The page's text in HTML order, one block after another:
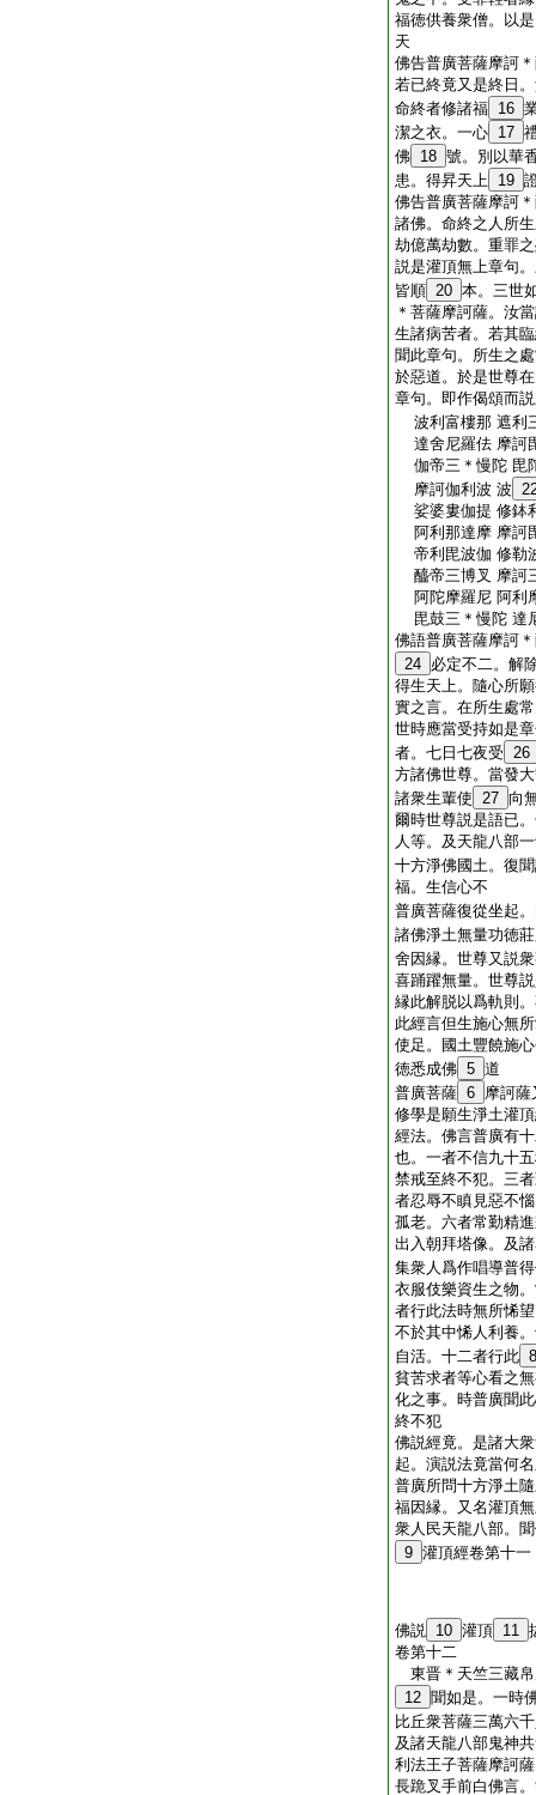
福徳供養衆僧。以
天
佛告普廣菩薩摩訶
若已終竟又是終日
命終者修諸福 16
潔之衣。一心 17
佛 18 號。別以華
患。得昇天上 19
佛告普廣菩薩摩訶
諸佛。命終之人所
劫億萬劫數。重罪
説是灌頂無上章句
皆順 20 本。三世
＊菩薩摩訶薩。汝
生諸病苦者。若其
聞此章句。所生之
於惡道。於是世尊
章句。即作偈頌而
波利富樓那 遮利
達舍尼羅佉 摩訶
伽帝三＊慢陀 毘
摩訶伽利波 波
娑婆婁伽提 修鉢
阿利那達摩 摩訶
帝利毘波伽 修勒
醯帝三博叉 摩訶
阿陀摩羅尼 阿利
毘鼓三＊慢陀 達
佛語普廣菩薩摩訶
24 必定不二。解
得生天上。隨心所
實之言。在所生處
世時應當受持如是
者。七日七夜受 26
方諸佛世尊。當發
諸衆生輩使 27 向
爾時世尊説是語已
人等。及天龍八部
十方淨佛國土。復
福。生信心不
普廣菩薩復從坐起
諸佛淨土無量功徳
舍因縁。世尊又説
喜踊躍無量。世尊
縁此解脱以爲軌則
此經言但生施心無
使足。國土豐饒施
徳悉成佛 5 道
普廣菩薩 6 摩訶薩
修學是願生淨土灌
經法。佛言普廣有
也。一者不信九十
禁戒至終不犯。三
者忍辱不瞋見惡不
孤老。六者常勤精
出入朝拜塔像。及
集衆人爲作唱導普
衣服伎樂資生之物
者行此法時無所悕
不於其中悕人利養
自活。十二者行此 8
貧苦求者等心看之
化之事。時普廣聞
終不犯
佛説經竟。是諸大
起。演説法竟當何
普廣所問十方淨土
福因縁。又名灌頂
衆人民天龍八部。
9 灌頂經卷第十一
佛説 10 灌頂 11
卷第十二
東晋＊天竺三藏
12 聞如是。一時
比丘衆菩薩三萬六
及諸天龍八部鬼神
利法王子菩薩摩訶
長跪叉手前白佛言